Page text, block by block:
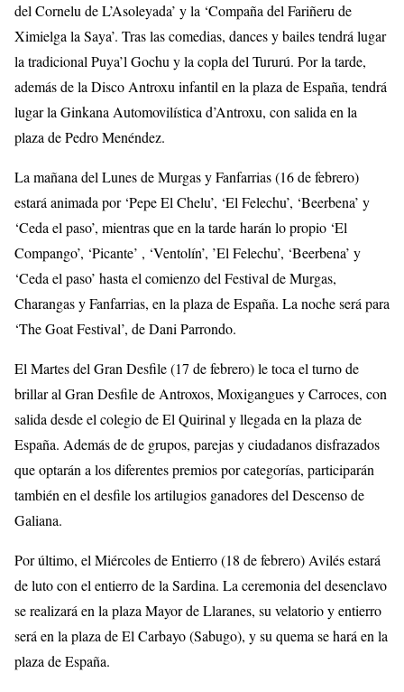
del Cornelu de L’Asoleyada’ y la ‘Compaña del Fariñeru de
Ximielga la Saya’. Tras las comedias, dances y bailes tendrá lugar
la tradicional Puya’l Gochu y la copla del Tururú. Por la tarde,
además de la Disco Antroxu infantil en la plaza de España, tendrá
lugar la Ginkana Automovilística d’Antroxu, con salida en la
plaza de Pedro Menéndez.
La mañana del Lunes de Murgas y Fanfarrias (16 de febrero)
estará animada por ‘Pepe El Chelu’, ‘El Felechu’, ‘Beerbena’ y
‘Ceda el paso’, mientras que en la tarde harán lo propio ‘El
Compango’, ‘Picante’ , ‘Ventolín’, ’El Felechu’, ‘Beerbena’ y
‘Ceda el paso’ hasta el comienzo del Festival de Murgas,
Charangas y Fanfarrias, en la plaza de España. La noche será para
‘The Goat Festival’, de Dani Parrondo.
El Martes del Gran Desfile (17 de febrero) le toca el turno de
brillar al Gran Desfile de Antroxos, Moxigangues y Carroces, con
salida desde el colegio de El Quirinal y llegada en la plaza de
España. Además de de grupos, parejas y ciudadanos disfrazados
que optarán a los diferentes premios por categorías, participarán
también en el desfile los artilugios ganadores del Descenso de
Galiana.
Por último, el Miércoles de Entierro (18 de febrero) Avilés estará
de luto con el entierro de la Sardina. La ceremonia del desenclavo
se realizará en la plaza Mayor de Llaranes, su velatorio y entierro
será en la plaza de El Carbayo (Sabugo), y su quema se hará en la
plaza de España.